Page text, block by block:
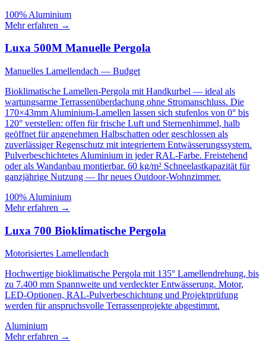
100% Aluminium
Mehr erfahren →
Luxa 500M Manuelle Pergola
Manuelles Lamellendach — Budget
Bioklimatische Lamellen-Pergola mit Handkurbel — ideal als
wartungsarme Terrassenüberdachung ohne Stromanschluss. Die
170×43mm Aluminium-Lamellen lassen sich stufenlos von 0° bis
120° verstellen: offen für frische Luft und Sternenhimmel, halb
geöffnet für angenehmen Halbschatten oder geschlossen als
zuverlässiger Regenschutz mit integriertem Entwässerungssystem.
Pulverbeschichtetes Aluminium in jeder RAL-Farbe. Freistehend
oder als Wandanbau montierbar. 60 kg/m² Schneelastkapazität für
ganzjährige Nutzung — Ihr neues Outdoor-Wohnzimmer.
100% Aluminium
Mehr erfahren →
Luxa 700 Bioklimatische Pergola
Motorisiertes Lamellendach
Hochwertige bioklimatische Pergola mit 135° Lamellendrehung, bis
zu 7.400 mm Spannweite und verdeckter Entwässerung. Motor,
LED-Optionen, RAL-Pulverbeschichtung und Projektprüfung
werden für anspruchsvolle Terrassenprojekte abgestimmt.
Aluminium
Mehr erfahren →